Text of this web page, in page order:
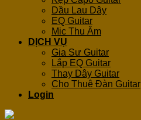
Dầu Lau Dây
EQ Guitar
Mic Thu Âm
DỊCH VỤ
Gia Sư Guitar
Lắp EQ Guitar
Thay Dây Guitar
Cho Thuê Đàn Guitar
Login